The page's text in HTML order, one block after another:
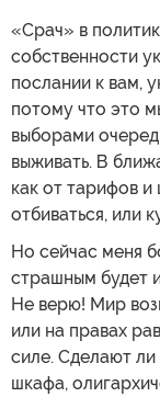
«Срач» в
собственности
послании к вам,
потому что это
выборами
выживать. В
как от тарифов и
отбиваться, или
Но сейчас меня
страшным будет
Не верю! Мир
или на правах
силе. Сделают ли
шкафа,